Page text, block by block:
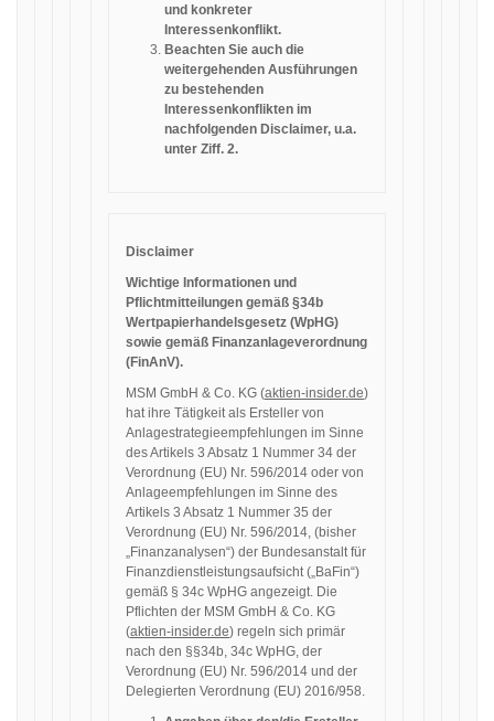
und konkreter
Interessenkonflikt.
Beachten Sie auch die
weitergehenden Ausführungen
zu bestehenden
Interessenkonflikten im
nachfolgenden Disclaimer, u.a.
unter Ziff. 2.
Disclaimer
Wichtige Informationen und
Pflichtmitteilungen gemäß §34b
Wertpapierhandelsgesetz (WpHG)
sowie gemäß Finanzanlageverordnung
(FinAnV).
MSM GmbH & Co. KG (aktien-insider.de)
hat ihre Tätigkeit als Ersteller von
Anlagestrategieempfehlungen im Sinne
des Artikels 3 Absatz 1 Nummer 34 der
Verordnung (EU) Nr. 596/2014 oder von
Anlageempfehlungen im Sinne des
Artikels 3 Absatz 1 Nummer 35 der
Verordnung (EU) Nr. 596/2014, (bisher
„Finanzanalysen“) der Bundesanstalt für
Finanzdienstleistungsaufsicht („BaFin“)
gemäß § 34c WpHG angezeigt. Die
Pflichten der MSM GmbH & Co. KG
(aktien-insider.de) regeln sich primär
nach den §§34b, 34c WpHG, der
Verordnung (EU) Nr. 596/2014 und der
Delegierten Verordnung (EU) 2016/958.